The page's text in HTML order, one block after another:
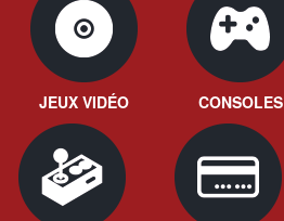
JEUX VIDÉO CONSOLES